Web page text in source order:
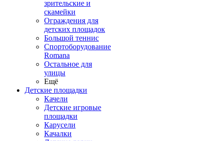
зрительские и
скамейки
Ограждения для
детских площадок
Большой теннис
Спортоборудование
Romana
Остальное для
улицы
Ещё
Детские площадки
Качели
Детские игровые
площадки
Карусели
Качалки